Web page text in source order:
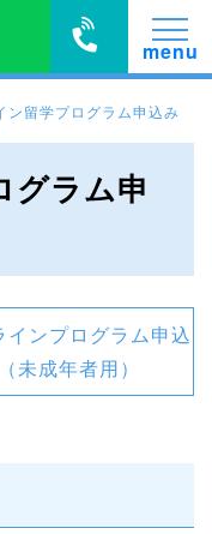
ン留学プログラム申込み
グラム申
インプログラム申込
（未成年者用）